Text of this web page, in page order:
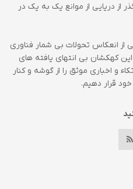
از دریایی از موانع یک به یک در
انعکاس تحولات بی شمار فناوری
کهکشان بی انتهای یافته های
و اخباری موثق را از گوشه و کنار
خود قرار دهیم.